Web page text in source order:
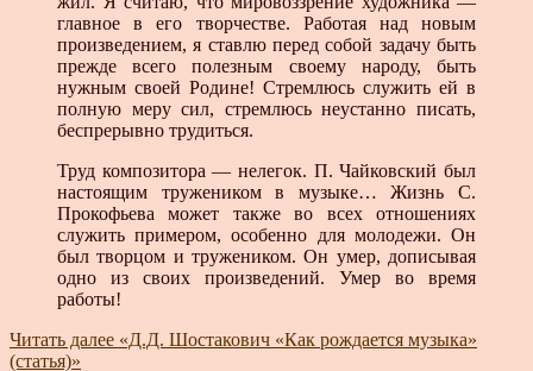
главное в его творчестве. Работая над новым
произведением, я ставлю перед собой задачу быть
прежде всего полезным своему народу, быть
нужным своей Родине! Стремлюсь служить ей в
полную меру сил, стремлюсь неустанно писать,
беспрерывно трудиться.
Труд композитора — нелегок. П. Чайковский был
настоящим тружеником в музыке… Жизнь С.
Прокофьева может также во всех отношениях
служить примером, особенно для молодежи. Он
был творцом и тружеником. Он умер, дописывая
одно из своих произведений. Умер во время
работы!
Читать далее «Д.Д. Шостакович «Как рождается музыка»
(статья)»